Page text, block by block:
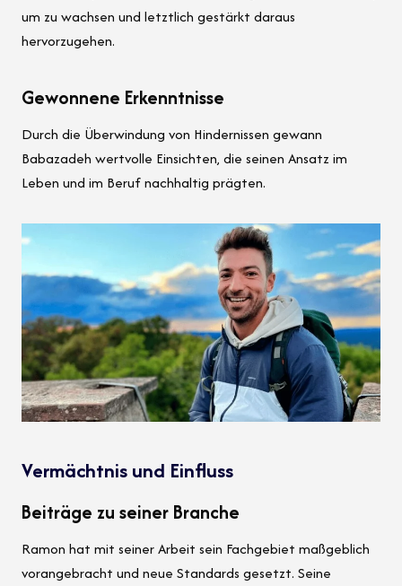
um zu wachsen und letztlich gestärkt daraus
hervorzugehen.
Gewonnene Erkenntnisse
Durch die Überwindung von Hindernissen gewann
Babazadeh wertvolle Einsichten, die seinen Ansatz im
Leben und im Beruf nachhaltig prägten.
Vermächtnis und Einfluss
Beiträge zu seiner Branche
Ramon hat mit seiner Arbeit sein Fachgebiet maßgeblich
vorangebracht und neue Standards gesetzt. Seine